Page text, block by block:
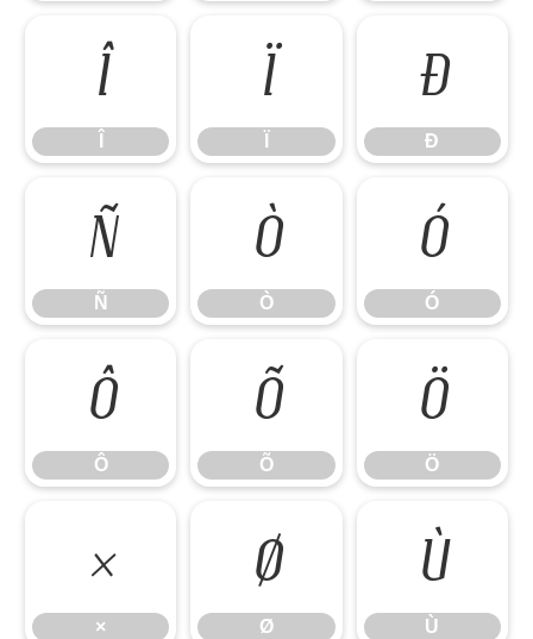
Î Ï Ð
Ð
Ñ
Ñ
Ò
Ò
Ó
Ó
Ô
Ô
Õ
Õ
Ö
Ö
×
×
Ø
Ø
Ù
Ù